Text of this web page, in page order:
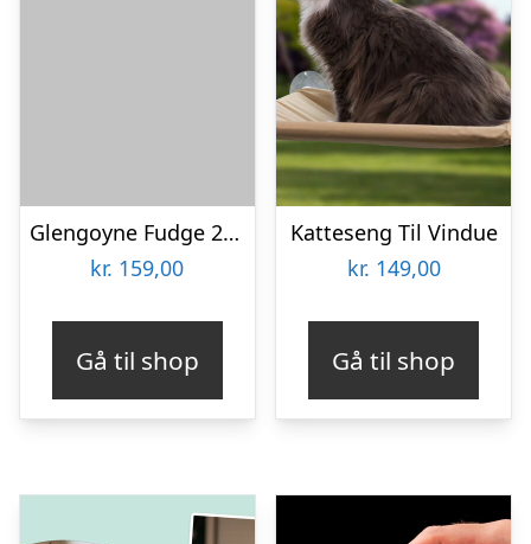
Glengoyne Fudge 250 gram
kr. 159,00
Gå til shop
Katteseng Til Vindue
kr. 149,00
Gå til shop